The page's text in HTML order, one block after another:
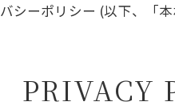
ーポリシー (以下、「本
PRIVACY